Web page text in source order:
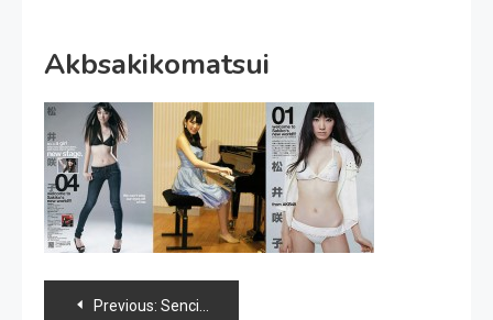
Akbsakikomatsui
Navegación
Previous: Sencillos de SKE48 y Nogizaka46, documental de «Mayuyu» y news48